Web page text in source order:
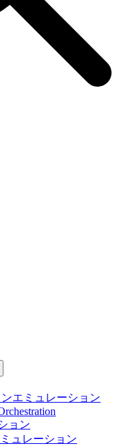
エミュレーション
ョン
ュレーション